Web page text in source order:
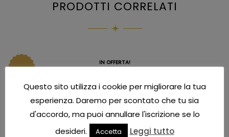
PRODOTTI CORRELATI
IN OFFERTA!
Questo sito utilizza i cookie per migliorare la tua
esperienza. Daremo per scontato che tu sia
d'accordo, ma puoi annullare l'iscrizione se lo
desideri.
Accetta Leggi tutto